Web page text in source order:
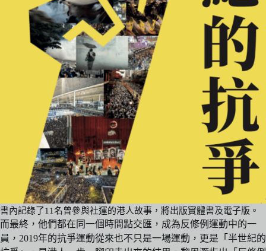
書內記錄了11名曾參與社運的港人故事，將出版實體書及電子版。
而最終，他們都在同一個時間點交匯，成為反修例運動中的一
員，2019年的抗爭運動從來也不只是一場運動，更是「半世紀的